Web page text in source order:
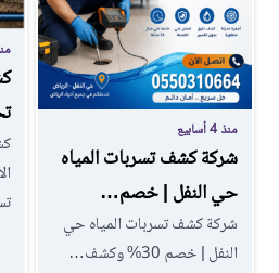
منذ 4 أسابيع
شركة كشف تسربات المياه
حي النفل | خصم…
شركة كشف تسربات المياه حي
النفل | خصم 30% وكشف…